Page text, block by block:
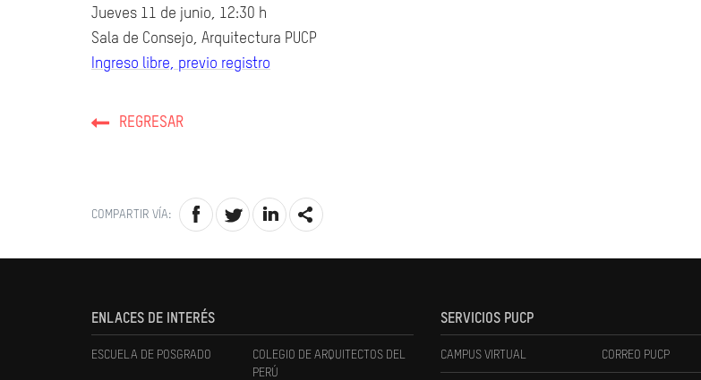
Jueves 11 de junio, 12:30 h
Sala de Consejo, Arquitectura PUCP
Ingreso libre, previo registro
REGRESAR
COMPARTIR VÍA:
ENLACES DE INTERÉS
ESCUELA DE POSGRADO
COLEGIO DE ARQUITECTOS DEL
PERÚ
SERVICIOS PUCP
CAMPUS VIRTUAL CORREO PUCP